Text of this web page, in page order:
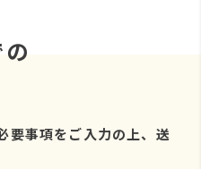
要事項をご入力の上、送